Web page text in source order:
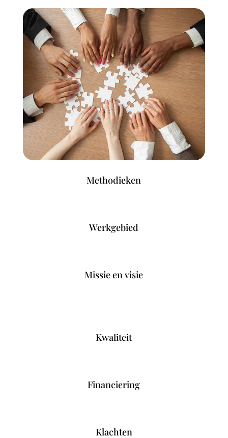
Methodieken
Werkgebied
Missie en visie
Kwaliteit
Financiering
Klachten